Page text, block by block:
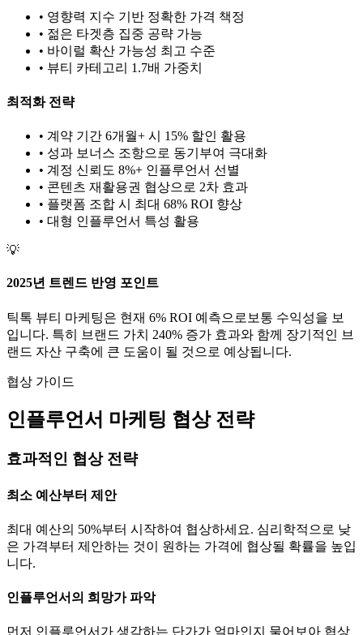
• 영향력 지수 기반 정확한 가격 책정
• 젊은 타겟층 집중 공략 가능
• 바이럴 확산 가능성 최고 수준
• 뷰티 카테고리 1.7배 가중치
최적화 전략
• 계약 기간 6개월+ 시 15% 할인 활용
• 성과 보너스 조항으로 동기부여 극대화
• 계정 신뢰도 8%+ 인플루언서 선별
• 콘텐츠 재활용권 협상으로 2차 효과
• 플랫폼 조합 시 최대 68% ROI 향상
• 대형 인플루언서 특성 활용
💡
2025년 트렌드 반영 포인트
틱톡 뷰티 마케팅은 현재 6% ROI 예측으로 보통 수익성을 보
입니다. 특히 브랜드 가치
240% 증가 효과와 함께 장기적인 브
랜드 자산 구축에 큰 도움이 될 것으로 예상됩니다.
협상 가이드
인플루언서 마케팅 협상 전략
효과적인 협상 전략
최소 예산부터 제안
최대 예산의 50%부터 시작하여 협상하세요. 심리학적으로 낮
은 가격부터 제안하는 것이 원하는 가격에 협상될 확률을 높입
니다.
인플루언서의 희망가 파악
먼저 인플루언서가 생각하는 단가가 얼마인지 물어보아 협상